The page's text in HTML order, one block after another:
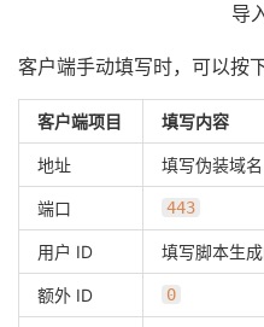
导
客户端手动填写时，可以按
客户端项目 填写内容
地址 填写伪装域
端口 443
用户 ID 填写脚本生
额外 ID 0